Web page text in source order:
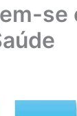
se